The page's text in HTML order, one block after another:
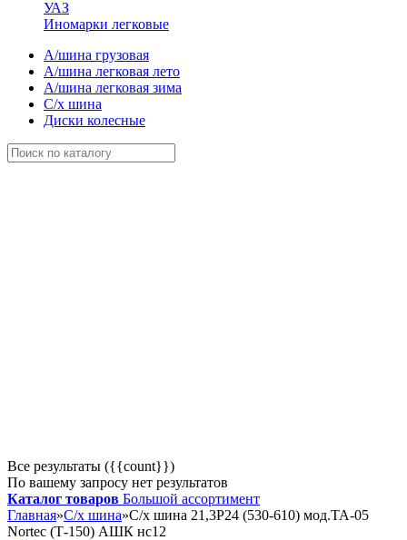
УАЗ
Иномарки легковые
А/шина грузовая
А/шина легковая лето
А/шина легковая зима
С/х шина
Диски колесные
Все результаты ({{count}})
По вашему запросу нет результатов
Каталог товаров Большой ассортимент
Главная»С/х шина»С/х шина 21,3Р24 (530-610) мод.ТА-05
Nortec (Т-150) АШК нс12